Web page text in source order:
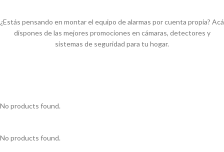
¿Estás pensando en montar el equipo de alarmas por cuenta propia? Acá
dispones de las mejores promociones en cámaras, detectores y
sistemas de seguridad para tu hogar.
No products found.
No products found.